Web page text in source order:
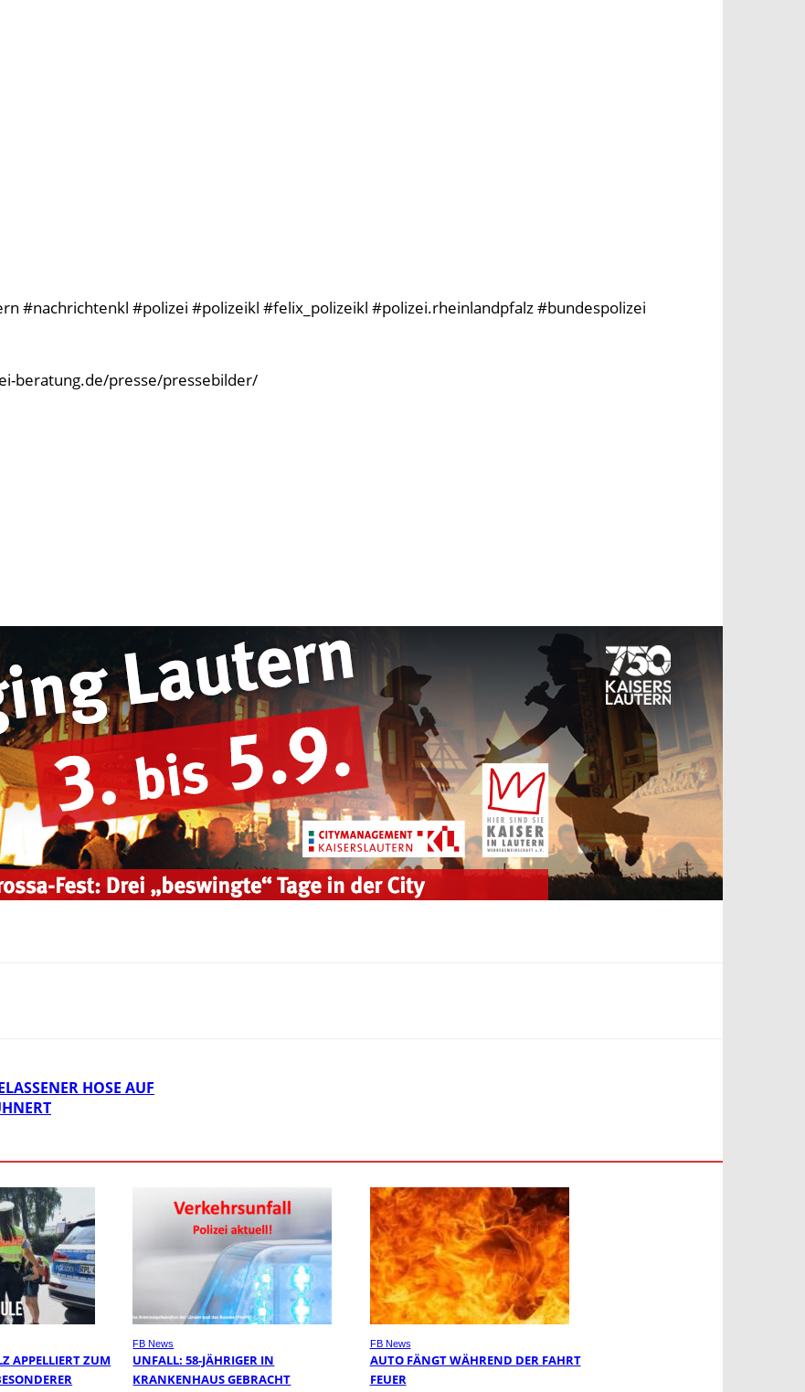
#nachrichtenkl #polizei #polizeikl #felix_polizeikl #polizei.rheinlandpfalz #bundespolizei
beratung.de/presse/pressebilder/
HOSE AUF
APPELLIERT ZUM
FB News
UNFALL: 58-JÄHRIGER IN
KRANKENHAUS GEBRACHT
FB News
AUTO FÄNGT WÄHREND DER FAHRT
FEUER